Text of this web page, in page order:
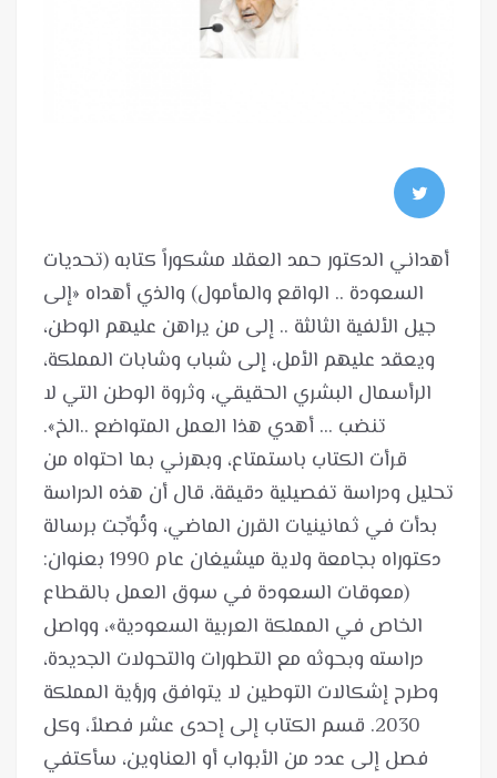
أهداني الدكتور حمد العقلا مشكوراً كتابه (تحديات
السعودة .. الواقع والمأمول) والذي أهداه «إلى
جيل الألفية الثالثة .. إلى من يراهن عليهم الوطن،
ويعقد عليهم الأمل، إلى شباب وشابات المملكة،
الرأسمال البشري الحقيقي، وثروة الوطن التي لا
قرأت الكتاب باستمتاع، وبهرني بما احتواه من
تحليل ودراسة تفصيلية دقيقة، قال أن هذه الدراسة
بدأت في ثمانينيات القرن الماضي، وتُوِّجت برسالة
دكتوراه بجامعة ولاية ميشيغان عام 1990 بعنوان:
(معوقات السعودة في سوق العمل بالقطاع
الخاص في المملكة العربية السعودية»، وواصل
دراسته وبحوثه مع التطورات والتحولات الجديدة،
وطرح إشكالات التوطين لا يتوافق ورؤية المملكة
2030. قسم الكتاب إلى إحدى عشر فصلاً، وكل
فصل إلى عدد من الأبواب أو العناوين، سأكتفي